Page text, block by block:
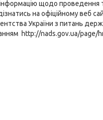
щодо проведення
на офіційному веб
України з питань
http://nads.gov.ua/page/